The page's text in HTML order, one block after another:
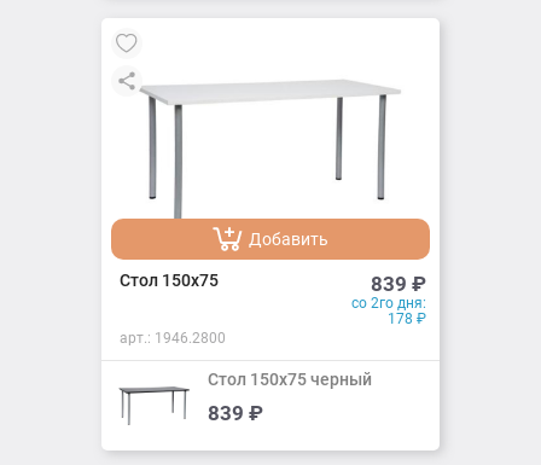
Добавить
Стол 150x75 839 ₽
со 2го дня:
178 ₽
арт.: 1946.2800
Добавить
Добавлено
Стол 150x75 черный
839 ₽